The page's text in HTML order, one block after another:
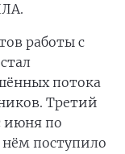
работы с
потока
Третий
июня по
нём поступило